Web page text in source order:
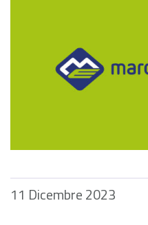
11 Dicembre 2023